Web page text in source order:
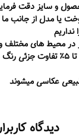
و سایز دقت
یا مدل از جانب
نداریم
در محیط های
صفحه نمایش گوشی، تا ۵٪
عکاسی میشوند
دیدگاه